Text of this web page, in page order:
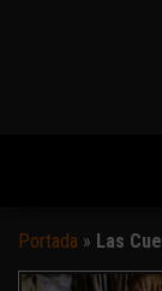
Portada » Las